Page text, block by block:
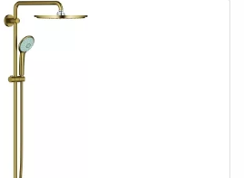
DreamSpray® jet parfait uniforme
éclatant et durable - Grohe
quasi-instantanée -
anti-calcaire - Twistfree système
chauffe-eau instantané à partir de